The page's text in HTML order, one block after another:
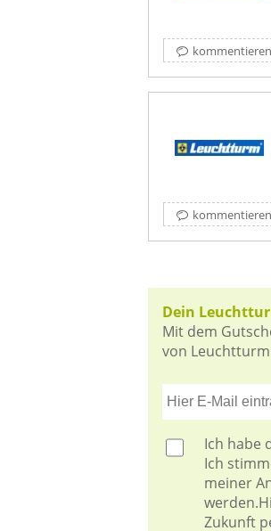
kommentieren
kommentieren
Dein
Mit dem
von
Ich habe
Ich
meiner
Zukunft